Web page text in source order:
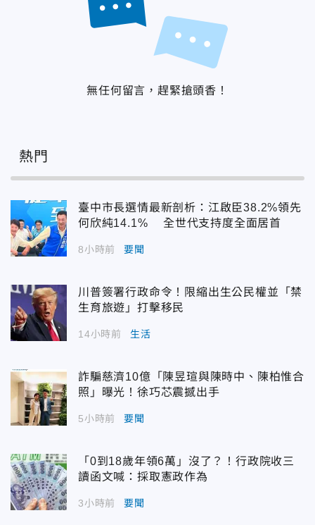
無任何留言，趕緊搶頭香！
熱門
臺中市長選情最新剖析：江啟臣38.2%領先
何欣純14.1% 全世代支持度全面居首
8小時前 要聞
川普簽署行政命令！限縮出生公民權並「禁
生育旅遊」打擊移民
14小時前 生活
詐騙慈濟10億「陳昱瑄與陳時中、陳柏惟合
照」曝光！徐巧芯震撼出手
5小時前 要聞
「0到18歲年領6萬」沒了？！行政院收三
讀函文喊：採取憲政作為
3小時前 要聞